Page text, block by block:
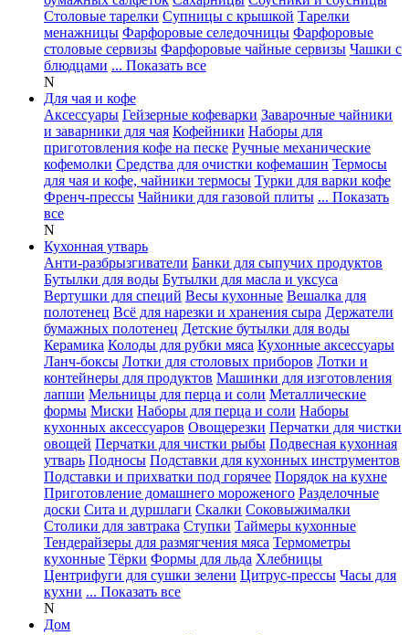
Столовые тарелки Супницы с крышкой Тарелки
менажницы Фарфоровые селедочницы Фарфоровые
столовые сервизы Фарфоровые чайные сервизы Чашки с
блюдцами ... Показать все
N
Для чая и кофе
Аксессуары Гейзерные кофеварки Заварочные чайники
и заварники для чая Кофейники Наборы для
приготовления кофе на песке Ручные механические
кофемолки Средства для очистки кофемашин Термосы
для чая и кофе, чайники термосы Турки для варки кофе
Френч-прессы Чайники для газовой плиты ... Показать
все
N
Кухонная утварь
Анти-разбрызгиватели Банки для сыпучих продуктов
Бутылки для воды Бутылки для масла и уксуса
Вертушки для специй Весы кухонные Вешалка для
полотенец Всё для нарезки и хранения сыра Держатели
бумажных полотенец Детские бутылки для воды
Керамика Колоды для рубки мяса Кухонные аксессуары
Ланч-боксы Лотки для столовых приборов Лотки и
контейнеры для продуктов Машинки для изготовления
лапши Мельницы для перца и соли Металлические
формы Миски Наборы для перца и соли Наборы
кухонных аксессуаров Овощерезки Перчатки для чистки
овощей Перчатки для чистки рыбы Подвесная кухонная
утварь Подносы Подставки для кухонных инструментов
Подставки и прихватки под горячее Порядок на кухне
Приготовление домашнего мороженого Разделочные
доски Сита и дуршлаги Скалки Соковыжималки
Столики для завтрака Ступки Таймеры кухонные
Тендерайзеры для размягчения мяса Термометры
кухонные Тёрки Формы для льда Хлебницы
Центрифуги для сушки зелени Цитрус-прессы Часы для
кухни ... Показать все
N
Дом